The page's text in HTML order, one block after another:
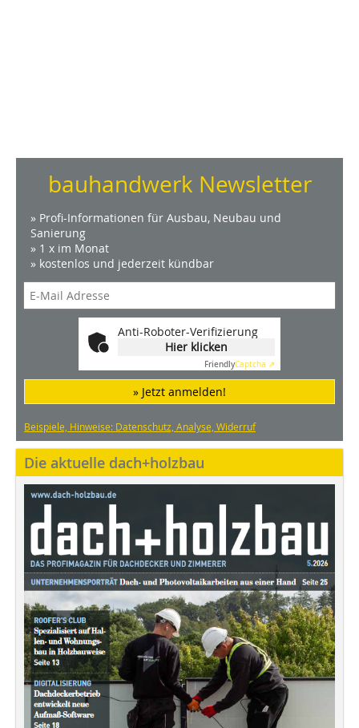
bauhandwerk Newsletter
» Profi-Informationen für Ausbau, Neubau und
Sanierung
» 1 x im Monat
» kostenlos und jederzeit kündbar
Anti-Roboter-Verifizierung
Hier klicken
FriendlyCaptcha ⇗
» Jetzt anmelden!
Beispiele, Hinweise: Datenschutz, Analyse, Widerruf
Die aktuelle dach+holzbau